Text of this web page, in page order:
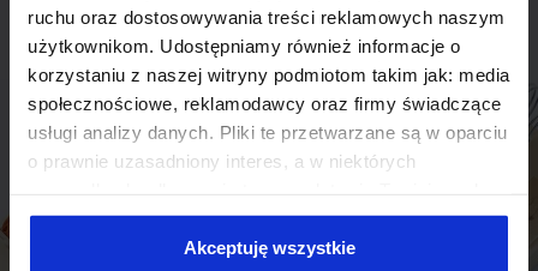
ruchu oraz dostosowywania treści reklamowych naszym
użytkownikom. Udostępniamy również informacje o
korzystaniu z naszej witryny podmiotom takim jak: media
społecznościowe, reklamodawcy oraz firmy świadczące
usługi analizy danych. Pliki te przetwarzane są w oparciu
o prawnie uzasadniony interes, a w niektórych
Niektóre z plików cookies dostarczane i przetwarzane są
przez naszych zewnętrznych partnerów, z których listą
Akceptuję wszystkie